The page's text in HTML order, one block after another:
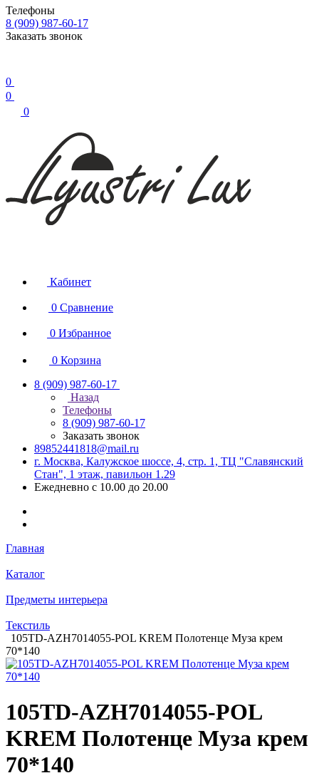
Телефоны
8 (909) 987-60-17
Заказать звонок
0
0
0
Кабинет
0 Сравнение
0 Избранное
0 Корзина
8 (909) 987-60-17
Назад
Телефоны
8 (909) 987-60-17
Заказать звонок
89852441818@mail.ru
г. Москва, Калужское шоссе, 4, стр. 1, ТЦ "Славянский
Стан", 1 этаж, павильон 1.29
Ежедневно с 10.00 до 20.00
Главная
Каталог
Предметы интерьера
Текстиль
105TD-AZH7014055-POL KREM Полотенце Муза крем
70*140
105TD-AZH7014055-POL
KREM Полотенце Муза крем
70*140